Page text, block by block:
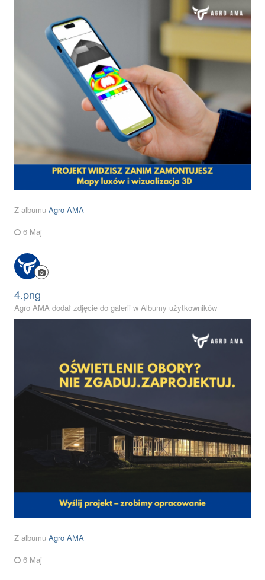
Z albumu Agro AMA
6 Maj
4.png
Agro AMA dodał zdjęcie do galerii w Albumy użytkowników
Z albumu Agro AMA
6 Maj